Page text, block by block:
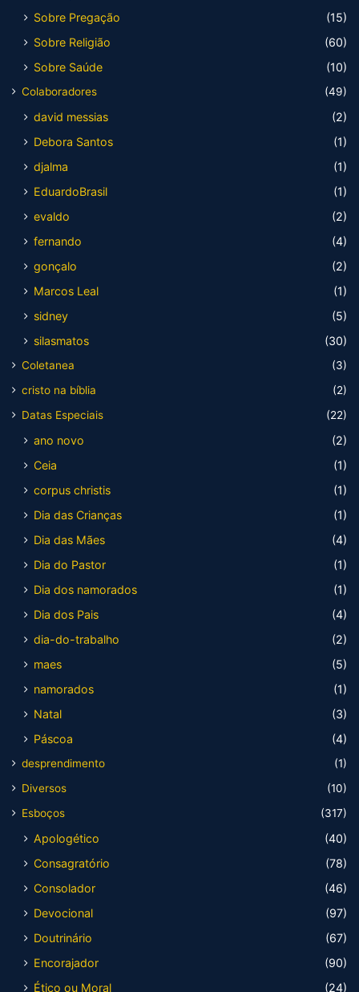
Sobre Pregação
(15)
Sobre Religião
(60)
Sobre Saúde
(10)
Colaboradores (49)
david messias
(2)
Debora Santos
(1)
djalma
(1)
EduardoBrasil
(1)
evaldo
(2)
fernando
(4)
gonçalo
(2)
Marcos Leal
(1)
sidney
(5)
silasmatos
(30)
Coletanea
(3)
cristo na bíblia
(2)
Datas Especiais
(22)
ano novo
(2)
Ceia
(1)
corpus christis
(1)
Dia das Crianças
(1)
Dia das Mães
(4)
Dia do Pastor
(1)
Dia dos namorados
(1)
Dia dos Pais
(4)
dia-do-trabalho
(2)
maes
(5)
namorados
(1)
Natal
(3)
Páscoa
(4)
desprendimento
(1)
Diversos
(10)
Esboços
(317)
Apologético
(40)
Consagratório
(78)
Consolador
(46)
Devocional
(97)
Doutrinário
(67)
Encorajador
(90)
Ético ou Moral
(24)